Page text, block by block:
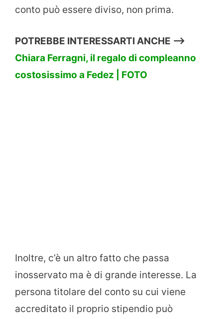
conto può essere diviso, non prima.
POTREBBE INTERESSARTI ANCHE —->
Chiara Ferragni, il regalo di compleanno
costosissimo a Fedez | FOTO
Inoltre, c’è un altro fatto che passa
inosservato ma è di grande interesse. La
persona titolare del conto su cui viene
accreditato il proprio stipendio può